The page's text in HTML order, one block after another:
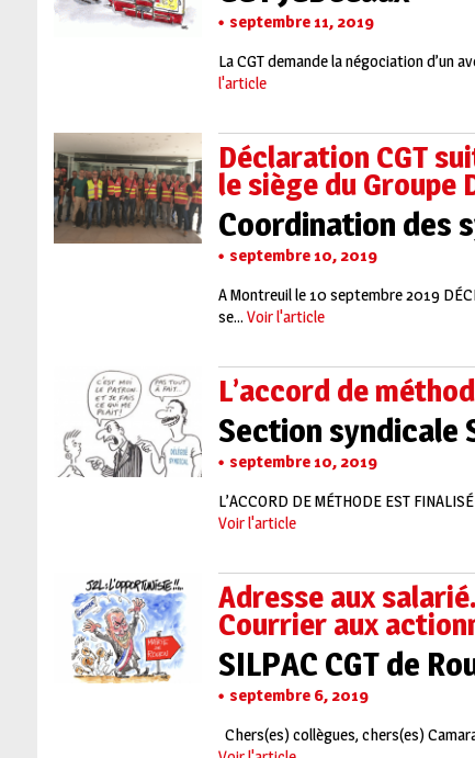
septembre 11, 2019
La CGT demande la négociation d’un
l'article
Déclaration CGT
le siège du Groupe
Coordination des
septembre 10, 2019
A Montreuil le 10 septembre 2019
se... Voir l'article
L’accord de
Section syndicale
septembre 10, 2019
L’ACCORD DE MÉTHODE EST
Voir l'article
Adresse aux
Courrier aux
SILPAC CGT de
septembre 6, 2019
Chers(es) collègues, chers(es)